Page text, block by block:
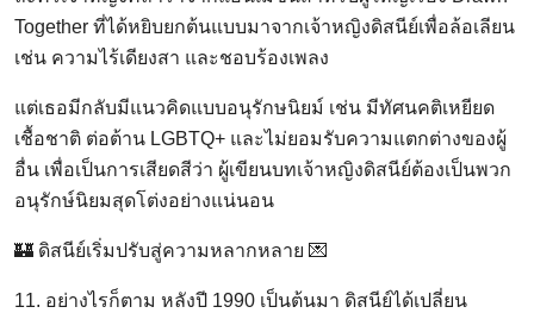
Together ที่ได้หยิบยกต้นแบบมาจากเจ้าหญิงดิสนีย์เพื่อล้อเลียน
เช่น ความไร้เดียงสา และชอบร้องเพลง
แต่เธอมีกลับมีแนวคิดแบบอนุรักษนิยม์ เช่น มีทัศนคติเหยียด
เชื้อชาติ ต่อต้าน LGBTQ+ และไม่ยอมรับความแตกต่างของผู้
อื่น เพื่อเป็นการเสียดสีว่า ผู้เขียนบทเจ้าหญิงดิสนีย์ต้องเป็นพวก
อนุรักษ์นิยมสุดโต่งอย่างแน่นอน
🏰 ดิสนีย์เริ่มปรับสู่ความหลากหลาย 💌
11. อย่างไรก็ตาม หลังปี 1990 เป็นต้นมา ดิสนีย์ได้เปลี่ยน